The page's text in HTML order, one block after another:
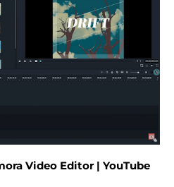
Video Editor | YouTube